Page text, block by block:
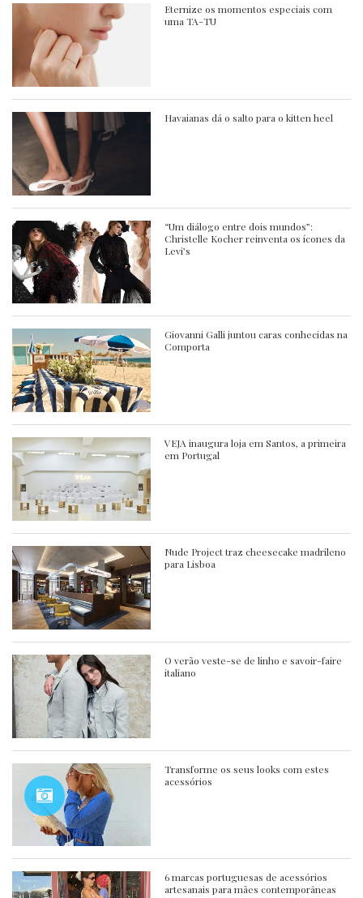
Eternize os momentos especiais com
uma TA-TU
Havaianas dá o salto para o kitten heel
“Um diálogo entre dois mundos”:
Christelle Kocher reinventa os ícones da
Levi’s
Giovanni Galli juntou caras conhecidas na
Comporta
VEJA inaugura loja em Santos, a primeira
em Portugal
Nude Project traz cheesecake madrileno
para Lisboa
O verão veste-se de linho e savoir-faire
italiano
Transforme os seus looks com estes
acessórios
6 marcas portuguesas de acessórios
artesanais para mães contemporâneas